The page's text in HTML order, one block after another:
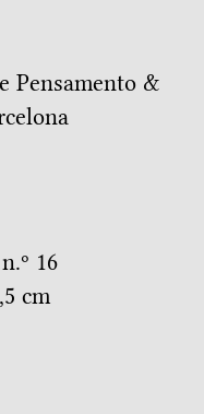
Pensamento &
16
cm